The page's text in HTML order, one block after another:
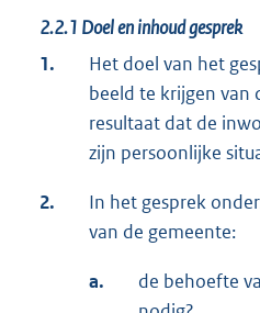
2.2.1 Doel en inhoud gesprek
1.
Het doel van het
beeld te krijgen van
resultaat dat de
zijn persoonlijke
2.
In het gesprek
van de gemeente:
a.
de behoefte